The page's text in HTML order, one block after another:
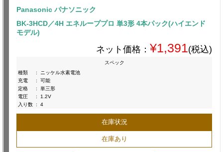
Panasonic パナソニック
BK-3HCD／4H エネループプロ 単3形 4本パック(ハイエンド
モデル)
ネット価格： ¥1,391(税込)
スペック
種類
:
ニッケル水素電池
充電
:
可能
定格
:
単三形
電圧
:
1.2V
入り数 : 4
在庫状況
在庫あり